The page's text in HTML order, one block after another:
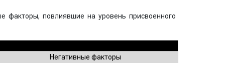
повлиявшие на уровень присвоенного
Негативные факторы